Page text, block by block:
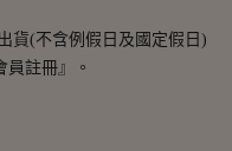
貨(不含例假日及國定假日)
註冊』。